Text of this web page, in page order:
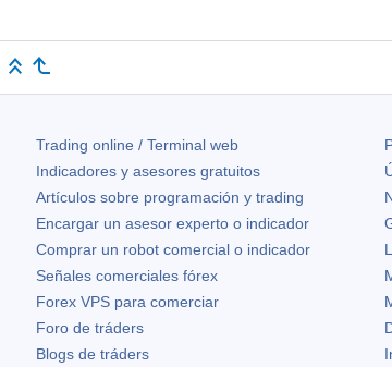
Trading online / Terminal web
Indicadores y asesores gratuitos
Artículos sobre programación y trading
Encargar un asesor experto o indicador
Comprar un robot comercial o indicador
Señales comerciales fórex
Forex VPS para comerciar
Foro de tráders
Blogs de tráders